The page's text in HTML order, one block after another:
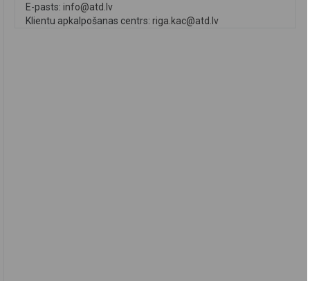
E-pasts: info@atd.lv
Klientu apkalpošanas centrs: riga.kac@atd.lv